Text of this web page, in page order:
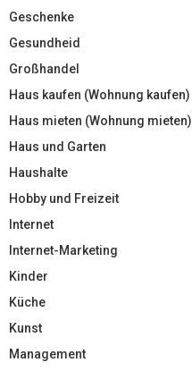
Geschenke
Gesundheid
Großhandel
Haus kaufen (Wohnung kaufen)
Haus mieten (Wohnung mieten)
Haus und Garten
Haushalte
Hobby und Freizeit
Internet
Internet-Marketing
Kinder
Küche
Kunst
Management